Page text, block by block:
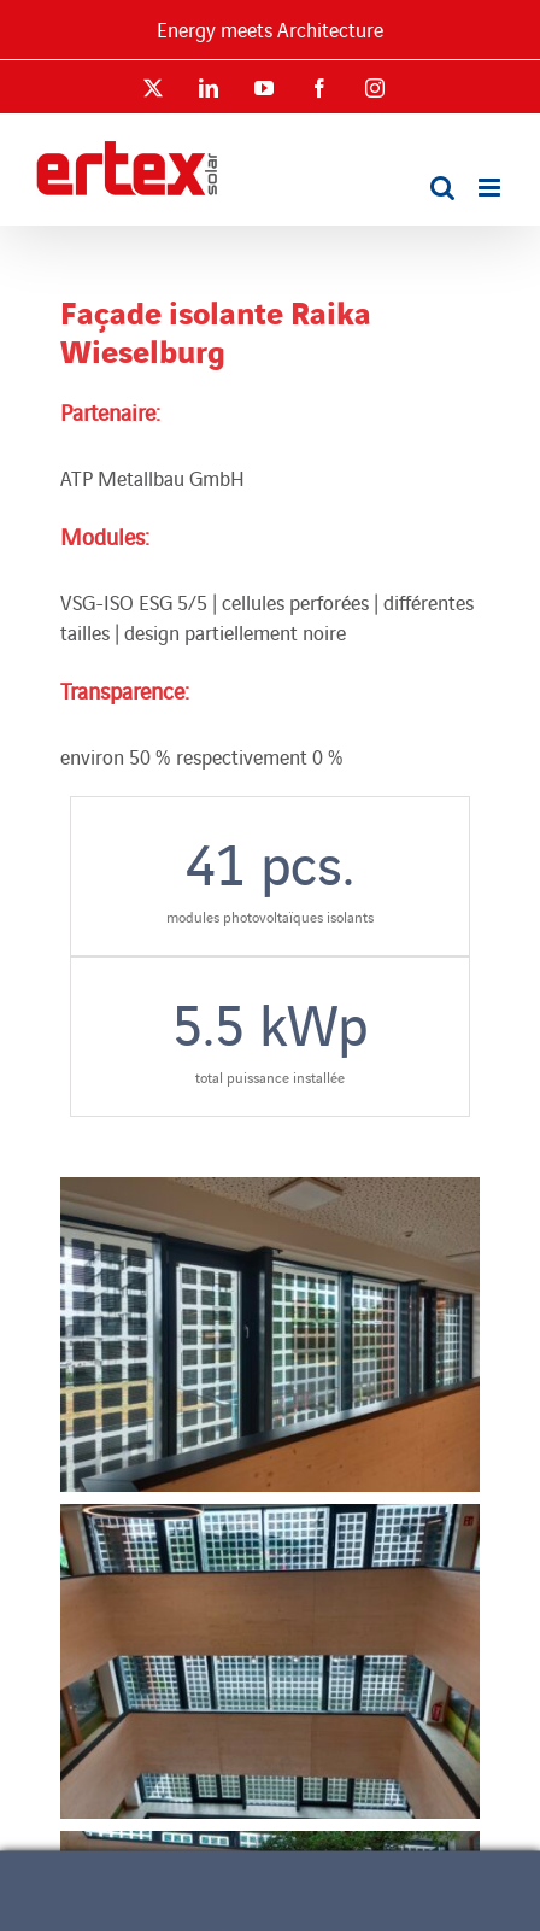
Energy meets Architecture
LinkedInYouTube FacebookInstagram
Façade isolante Raika
Wieselburg
Partenaire:
ATP Metallbau GmbH
Modules:
VSG-ISO ESG 5/5 | cellules perforées | différentes
tailles | design partiellement noire
Transparence:
environ 50 % respectivement 0 %
41 pcs.
modules photovoltaïques isolants
5.5 kWp
total puissance installée